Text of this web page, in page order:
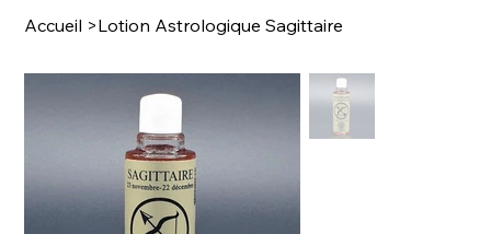
Accueil >Lotion Astrologique Sagittaire